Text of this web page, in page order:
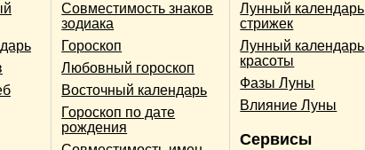
Совместимость знаков
зодиака
Гороскоп
Любовный гороскоп
Восточный календарь
Гороскоп по дате
рождения
Лунный календарь
стрижек
Лунный календарь
красоты
Фазы Луны
Влияние Луны
Сервисы